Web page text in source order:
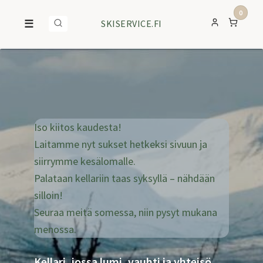
☰ SKISERVICE.FI
0
Iso kiitos kaudesta!
Laitamme nyt sukset hetkeksi sivuun ja
siirrymme kesälomalle.
Palataan kellariin taas syksyllä – nähdään
silloin!
Seuraa meitä somessa, niin pysyt mukana
menossa.